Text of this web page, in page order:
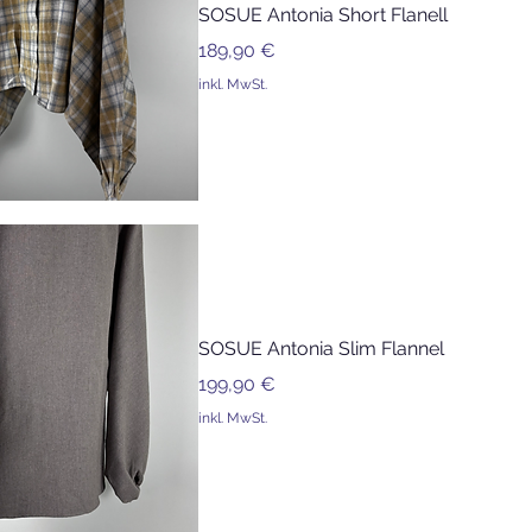
SOSUE Antonia Short Flanell
Preis
189,90 €
inkl. MwSt.
SOSUE Antonia Slim Flannel
Preis
199,90 €
inkl. MwSt.